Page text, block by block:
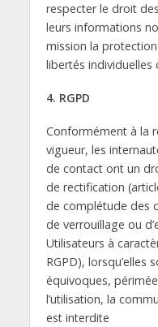
respecter le droit
leurs informations
mission la
libertés individuelles
4. RGPD
Conformément à la
vigueur, les
de contact ont un
de rectification
de complétude des
de verrouillage ou
Utilisateurs à
RGPD), lorsqu’elles
équivoques,
l’utilisation, la
est interdite